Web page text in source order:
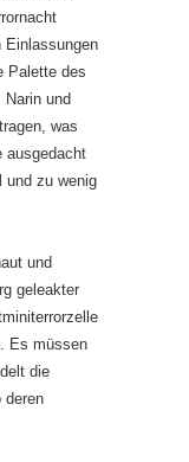
Einlassungen
Palette des
Narin und
was
ausgedacht
und zu wenig
und
geleakter
Es müssen
die
deren